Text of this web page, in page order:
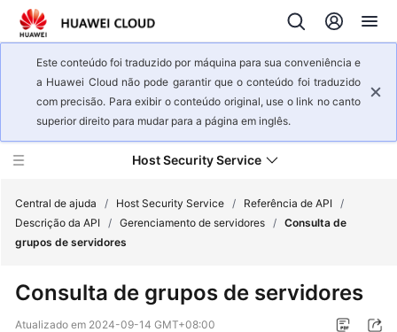
Este conteúdo foi traduzido por máquina para sua conveniência e
a Huawei Cloud não pode garantir que o conteúdo foi traduzido
com precisão. Para exibir o conteúdo original, use o link no canto
superior direito para mudar para a página em inglês.
Host Security Service
de
serviço
Central de ajuda / Host Security Service / Referência de API /
Descrição da API / Gerenciamento de servidores / Consulta de
grupos de servidores
Consulta de grupos de servidores
Atualizado em 2024-09-14 GMT+08:00